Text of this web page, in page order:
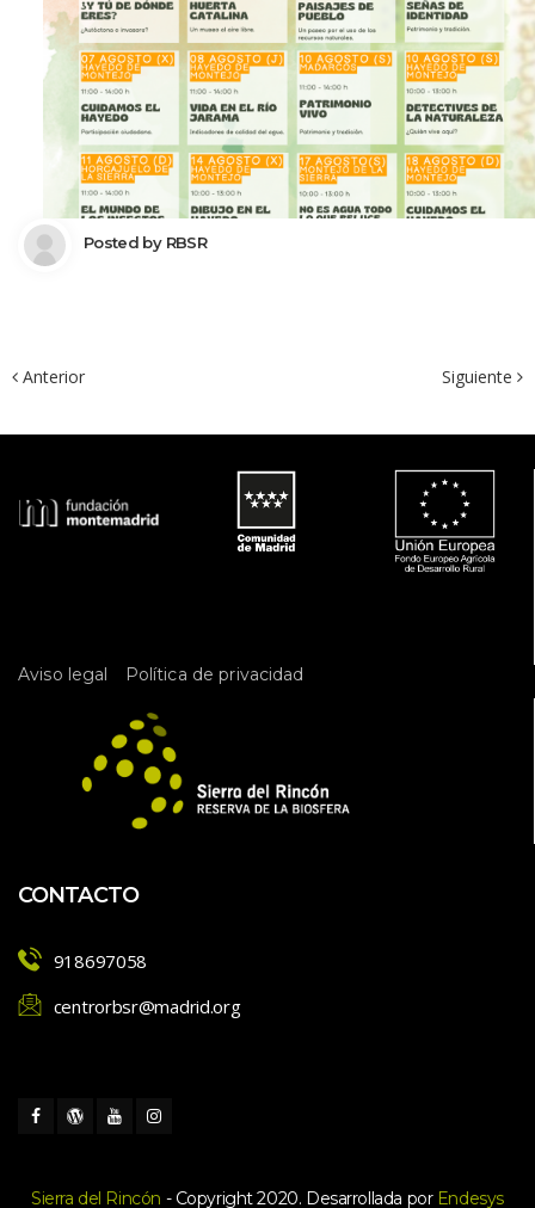
Posted by RBSR
Anterior Siguiente
Aviso legal Política de privacidad
CONTACTO
918697058
centrorbsr@madrid.org
Sierra del Rincón - Copyright 2020. Desarrollada por Endesy